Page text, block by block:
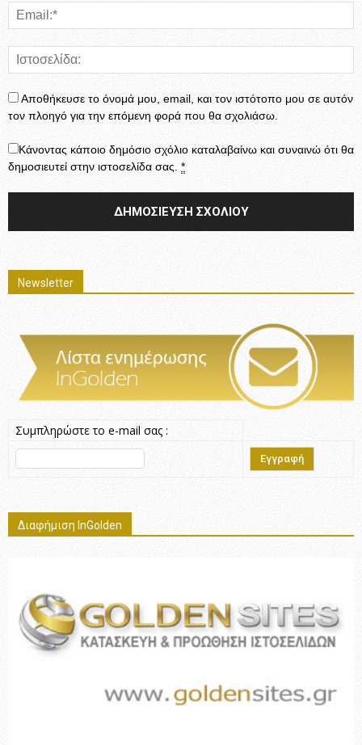
Αποθήκευσε το όνομά μου, email, και τον ιστότοπο μου σε αυτόν
τον πλοηγό για την επόμενη φορά που θα σχολιάσω.
Κάνοντας κάποιο δημόσιο σχόλιο καταλαβαίνω και συναινώ ότι θα
δημοσιευτεί στην ιστοσελίδα σας. *
Newsletter
Συμπληρώστε το e-mail σας :
Διαφήμιση InGolden